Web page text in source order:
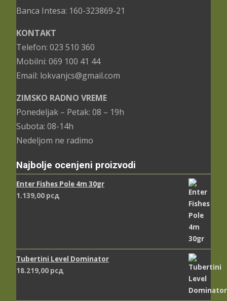
Banca Intesa: 160-323869-21
KONTAKT
Telefon: 023 510 360
Mobilni: 069 100 41 44
Email: lokvanjcs@gmail.com
ZIMSKO RADNO VREME
Ponedeljak – Petak: 08 – 19h
Subota: 08-14h
Nedeljom ne radimo
Najbolje ocenjeni proizvodi
Enter Fishes Pole 4m 30gr
1.139,00 рсд
Tubertini Level Dominator
18.219,00 рсд